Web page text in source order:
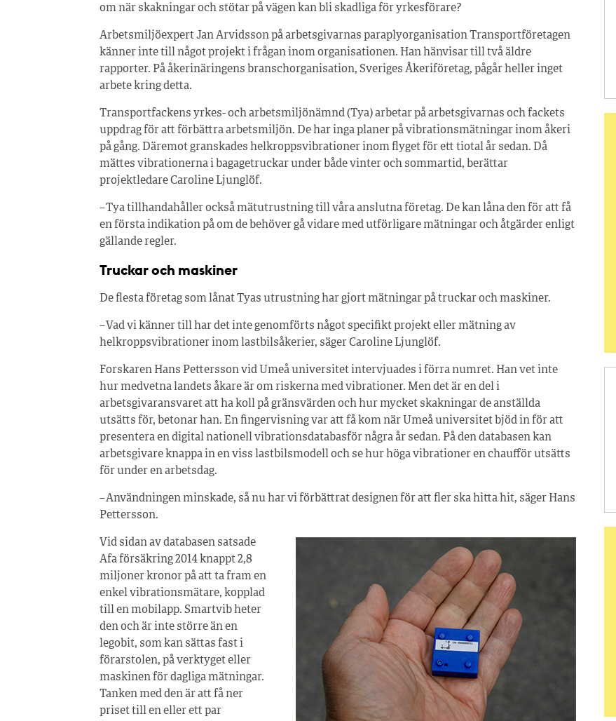
om när skakningar och stötar på vägen kan bli skadliga för yrkesförare?
Arbetsmiljöexpert Jan Arvidsson på arbetsgivarnas paraplyorganisation Transportföretagen
känner inte till något projekt i frågan inom organisationen. Han hänvisar till två äldre
rapporter. På åkerinäringens branschorganisation, Sveriges Åkeriföretag, pågår heller inget
arbete kring detta.
Transportfackens yrkes- och arbetsmiljönämnd (Tya) arbetar på arbetsgivarnas och fackets
uppdrag för att förbättra arbetsmiljön. De har inga planer på vibrationsmätningar inom åkeri
på gång. Däremot granskades helkroppsvibrationer inom flyget för ett tiotal år sedan. Då
mättes vibrationerna i bagagetruckar under både vinter och sommartid, berättar
projektledare Caroline Ljunglöf.
– Tya tillhandahåller också mätutrustning till våra anslutna företag. De kan låna den för att få
en första indikation på om de behöver gå vidare med utförligare mätningar och åtgärder enligt
gällande regler.
Truckar och maskiner
De flesta företag som lånat Tyas utrustning har gjort mätningar på truckar och maskiner.
– Vad vi känner till har det inte genomförts något specifikt projekt eller mätning av
helkroppsvibrationer inom lastbilsåkerier, säger Caroline Ljunglöf.
Forskaren Hans Pettersson vid Umeå universitet intervjuades i förra numret. Han vet inte
hur medvetna landets åkare är om riskerna med vibrationer. Men det är en del i
arbetsgivaransvaret att ha koll på gränsvärden och hur mycket skakningar de anställda
utsätts för, betonar han. En fingervisning var att få kom när Umeå universitet bjöd in för att
presentera en digital nationell vibrationsdatabasför några år sedan. På den databasen kan
arbetsgivare knappa in en viss lastbilsmodell och se hur höga vibrationer en chaufför utsätts
för under en arbetsdag.
– Användningen minskade, så nu har vi förbättrat designen för att fler ska hitta hit, säger Hans
Pettersson.
Vid sidan av databasen satsade
Afa försäkring 2014 knappt 2,8
miljoner kronor på att ta fram en
enkel vibrationsmätare, kopplad
till en mobilapp. Smartvib heter
den och är inte större än en
legobit, som kan sättas fast i
förarstolen, på verktyget eller
maskinen för dagliga mätningar.
Tanken med den är att få ner
priset till en eller ett par